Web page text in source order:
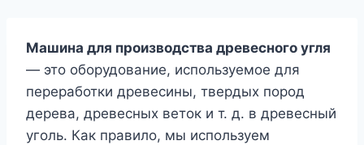
Машина для производства древесного угля
— это оборудование, используемое для
переработки древесины, твердых пород
дерева, древесных веток и т. д. в древесный
уголь. Как правило, мы используем